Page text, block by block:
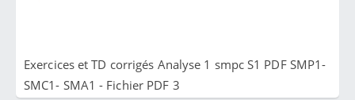
Exercices et TD corrigés Analyse 1 smpc S1 PDF SMP1-
SMC1- SMA1 - Fichier PDF 3